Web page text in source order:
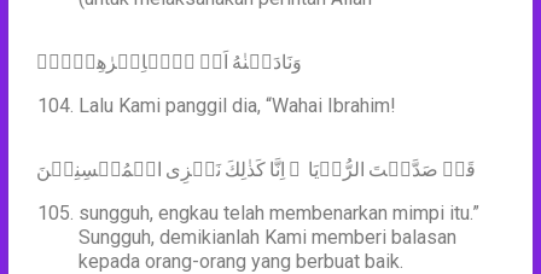
وَنَادَيۡنٰهُ اَنۡ يّٰۤاِبۡرٰهِيۡمُۙ
Lalu Kami panggil dia, “Wahai Ibrahim!
قَدۡ صَدَّقۡتَ الرُّءۡيَا ‌ ‌ۚ اِنَّا كَذٰلِكَ نَجۡزِى الۡمُحۡسِنِيۡنَ
sungguh, engkau telah membenarkan mimpi itu.”
Sungguh, demikianlah Kami memberi balasan
kepada orang-orang yang berbuat baik.